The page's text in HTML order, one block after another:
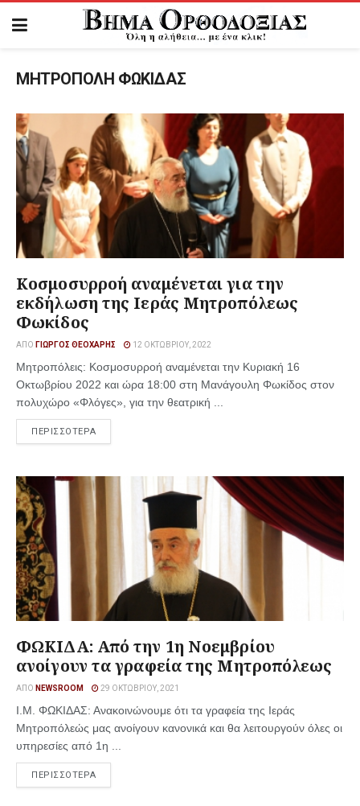
ΜΗΤΡΟΠΟΛΗ ΦΩΚΙΔΑΣ
Κοσμοσυρροή αναμένεται για την
εκδήλωση της Ιεράς Μητροπόλεως
Φωκίδος
ΑΠΌ ΓΙΏΡΓΟΣ ΘΕΟΧΆΡΗΣ 12 ΟΚΤΩΒΡΊΟΥ, 2022
Μητροπόλεις: Κοσμοσυρροή αναμένεται την Κυριακή 16
Οκτωβρίου 2022 και ώρα 18:00 στη Μανάγουλη Φωκίδος στον
πολυχώρο «Φλόγες», για την θεατρική ...
ΠΕΡΙΣΣΟΤΕΡΑ
ΦΩΚΙΔΑ: Από την 1η Νοεμβρίου
ανοίγουν τα γραφεία της Μητροπόλεως
ΑΠΌ NEWSROOM 29 ΟΚΤΩΒΡΊΟΥ, 2021
Ι.Μ. ΦΩΚΙΔΑΣ: Ανακοινώνουμε ότι τα γραφεία της Ιεράς
Μητροπόλεώς μας ανοίγουν κανονικά και θα λειτουργούν όλες οι
υπηρεσίες από 1η ...
ΠΕΡΙΣΣΟΤΕΡΑ